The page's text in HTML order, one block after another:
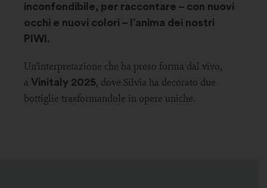
inconfondibile, per raccontare – con nuovi
occhi e nuovi colori – l’anima dei nostri
PIWI.
Un’interpretazione che ha preso forma dal vivo,
a Vinitaly 2025, dove Silvia ha decorato due
bottiglie trasformandole in opere uniche.